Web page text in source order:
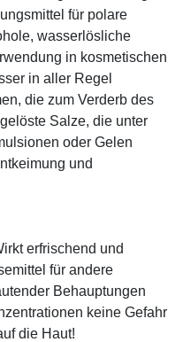
für polare
wasserlösliche
in kosmetischen
in aller Regel
die zum Verderb des
Salze, die unter
oder Gelen
und
erfrischend und
für andere
Behauptungen
keine Gefahr
die Haut!